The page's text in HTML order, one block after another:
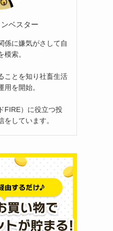
ベスター
係に嫌気がさして自
索。
ことを知り社畜生活
用を開始。
FIRE）に役立つ投
をしています。